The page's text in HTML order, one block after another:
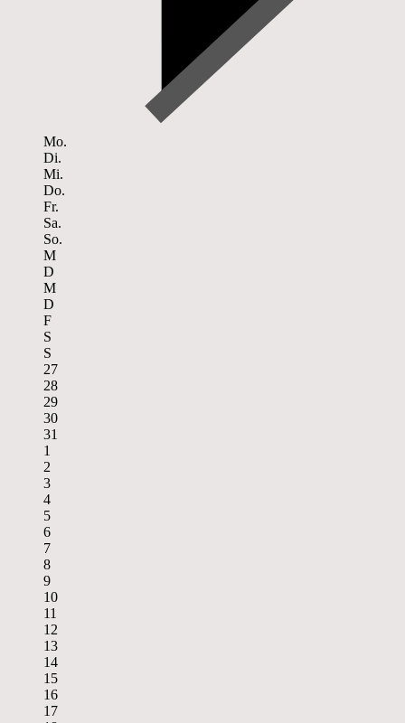
Mo.
Di.
Mi.
Do.
Fr.
Sa.
So.
M
D
M
D
F
S
S
27
28
29
30
31
1
2
3
4
5
6
7
8
9
10
11
12
13
14
15
16
17